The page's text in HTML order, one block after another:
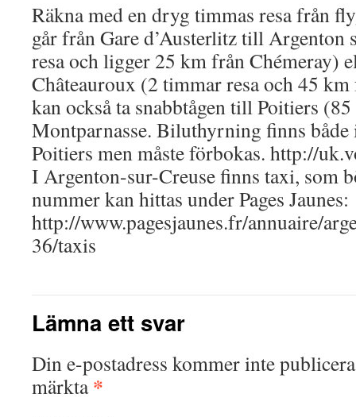
Räkna med en dryg timmas resa från
går från Gare d’Austerlitz till Argenton
resa och ligger 25 km från Chémeray)
Châteauroux (2 timmar resa och 45
kan också ta snabbtågen till Poitiers
Montparnasse. Biluthyrning finns både
Poitiers men måste förbokas. http://
I Argenton-sur-Creuse finns taxi, som
nummer kan hittas under Pages Jaunes:
http://www.pagesjaunes.fr/annuaire/
36/taxis
Lämna ett svar
Din e-postadress kommer inte
märkta*